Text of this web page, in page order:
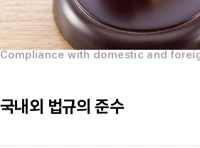
Compliance with domestic and
국내외 법규의 준수